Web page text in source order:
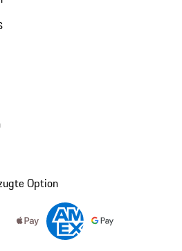
Option